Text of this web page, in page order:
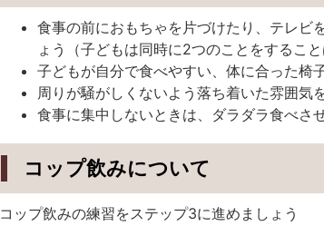
食事の前におもちゃを片づけたり、テレビ
ょう（子どもは同時に2つのことをすること
子どもが自分で食べやすい、体に合った椅
周りが騒がしくないよう落ち着いた雰囲気
食事に集中しないときは、ダラダラ食べさ
コップ飲みについて
コップ飲みの練習をステップ3に進めましょう